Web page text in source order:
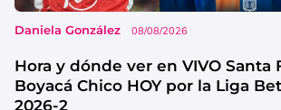
Daniela González 08/08/2026
Hora y dónde ver en VIVO Santa
Boyacá Chico HOY por la Liga
2026-2